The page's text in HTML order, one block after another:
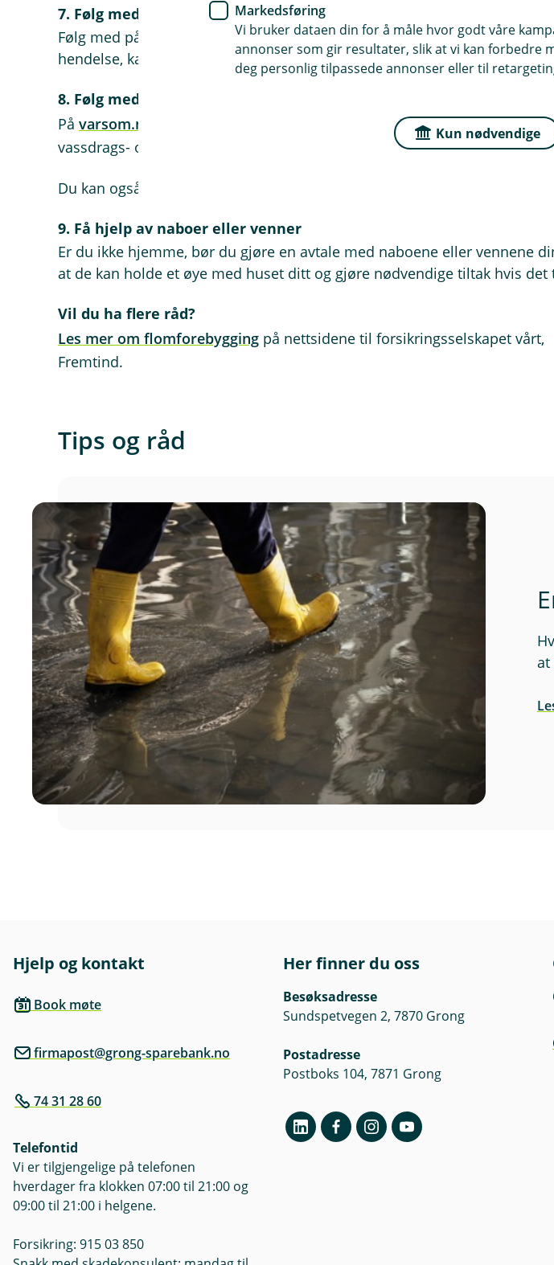
7. Følg med på nyhetene
Følg med på nyhetssendinger og meldinger fra lokale myndigheter. Ved
hendelse, kan det bli iverksatt tiltak fra myndighetene.
8. Følg med på naturfarevarsler der du bor
På varsom.no
(ekstern lenke) kan du sjekke aktuelle naturfarevarsler
vassdrags- og energidirektorat og Meteorologisk institutt i området du
Du kan også abonnere på varslene på e-post og SMS straks de publiseres.
9. Få hjelp av naboer eller venner
Er du ikke hjemme, bør du gjøre en avtale med naboene eller vennene
at de kan holde et øye med huset ditt og gjøre nødvendige tiltak hvis det
Vil du ha flere råd?
Les mer om flomforebygging på nettsidene til forsikringsselskapet vårt,
Fremtind.
Tips og råd
at
Hjelp og kontakt
Book møte
firmapost@grong-sparebank.no
74 31 28 60
Telefontid
Vi er tilgjengelige på telefonen
hverdager fra klokken 07:00 til 21:00 og
09:00 til 21:00 i helgene.
Forsikring: 915 03 850
Her finner du oss
Besøksadresse
Sundspetvegen 2, 7870 Grong
Postadresse
Postboks 104, 7871 Grong
Markedsføring
Vi bruker dataen din for å måle hvor godt våre
annonser som gir resultater, slik at vi kan forbedre
deg personlig tilpassede annonser eller til
Kun nødvendige